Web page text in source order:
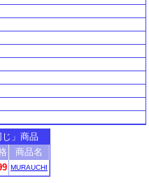
」商品
商品名
MURAUCHI